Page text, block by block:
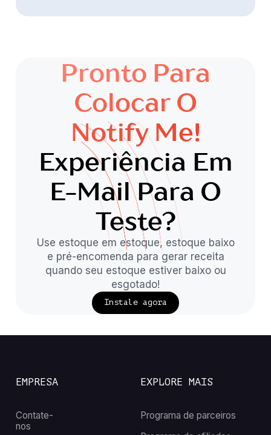
Pronto Para
Colocar O
Notify Me!
Experiência Em
E-Mail Para O
Teste?
Use estoque em estoque, estoque baixo
e pré-encomenda para gerar receita
quando seu estoque estiver baixo ou
esgotado!
Instale agora
EMPRESA
Contate-
nos
EXPLORE MAIS
Programa de parceiros